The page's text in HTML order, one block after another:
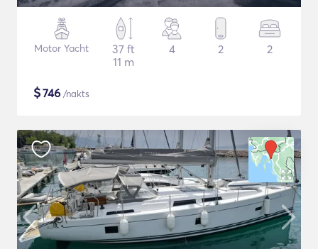
Motor Yacht
37 ft
11 m
4 2 2
$746 /nakts